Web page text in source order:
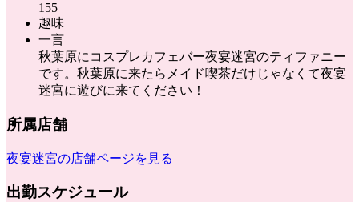
155
趣味
一言
秋葉原にコスプレカフェバー夜宴迷宮のティファニー
です。秋葉原に来たらメイド喫茶だけじゃなくて夜宴
迷宮に遊びに来てください！
所属店舗
夜宴迷宮の店舗ページを見る
出勤スケジュール